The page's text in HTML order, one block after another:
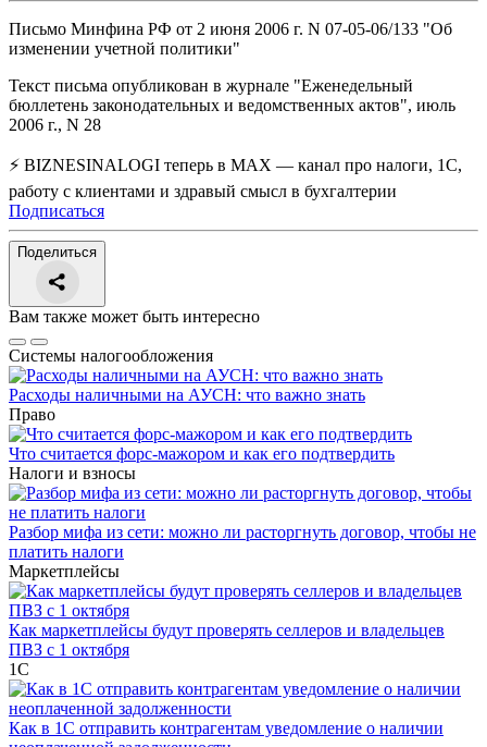
Письмо Минфина РФ от 2 июня 2006 г. N 07-05-06/133 "Об
изменении учетной политики"
Текст письма опубликован в журнале "Еженедельный
бюллетень законодательных и ведомственных актов", июль
2006 г., N 28
⚡ BIZNESINALOGI теперь в MAX — канал про налоги, 1С,
работу с клиентами и здравый смысл в бухгалтерии
Подписаться
Поделиться
Вам также может быть интересно
Системы налогообложения
Расходы наличными на АУСН: что важно знать
Право
Что считается форс-мажором и как его подтвердить
Налоги и взносы
Разбор мифа из сети: можно ли расторгнуть договор, чтобы не
платить налоги
Маркетплейсы
Как маркетплейсы будут проверять селлеров и владельцев
ПВЗ с 1 октября
1С
Как в 1С отправить контрагентам уведомление о наличии